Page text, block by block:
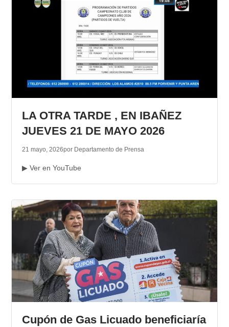
AUDIOS
VIDEOS
GALERIA DE FOTOS
LA OTRA TARDE , EN IBAÑEZ
JUEVES 21 DE MAYO 2026
21 mayo, 2026por Departamento de Prensa
▶ Ver en YouTube
Cupón de Gas Licuado beneficiaría